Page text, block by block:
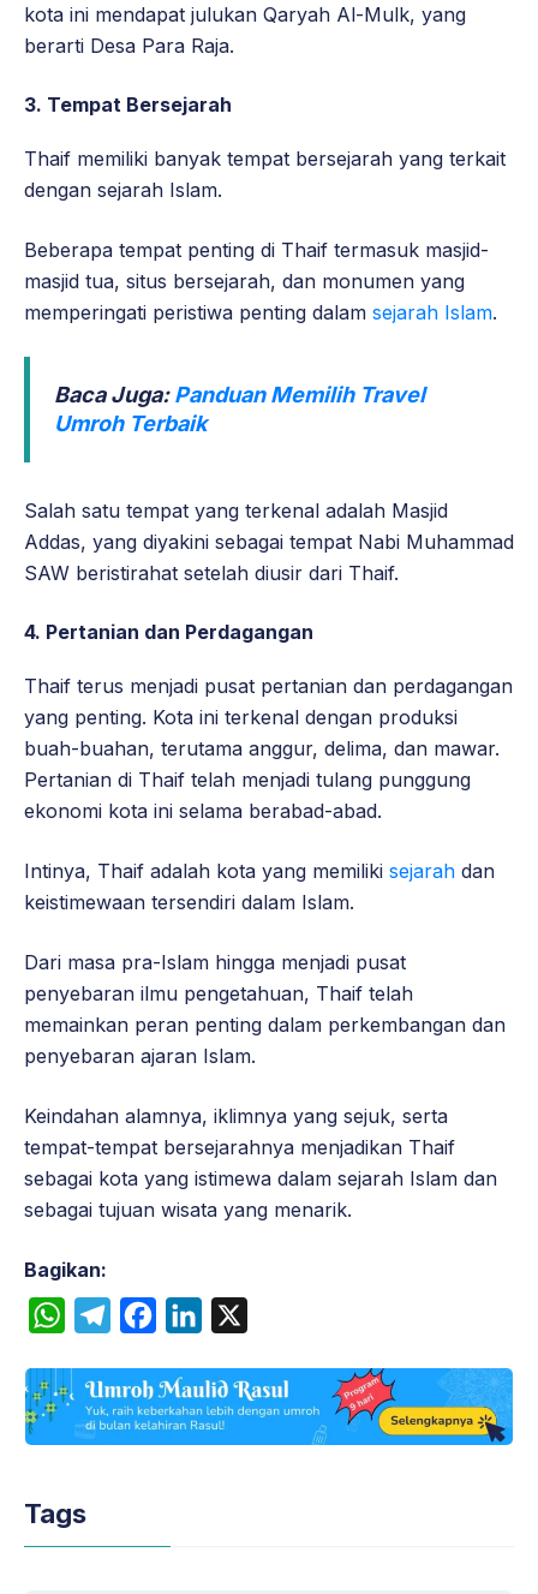
kota ini mendapat julukan Qaryah Al-Mulk, yang
berarti Desa Para Raja.
3. Tempat Bersejarah
Thaif memiliki banyak tempat bersejarah yang terkait
dengan sejarah Islam.
Beberapa tempat penting di Thaif termasuk masjid-
masjid tua, situs bersejarah, dan monumen yang
memperingati peristiwa penting dalam sejarah Islam.
Baca Juga:Panduan Memilih Travel
Umroh Terbaik
Salah satu tempat yang terkenal adalah Masjid
Addas, yang diyakini sebagai tempat Nabi Muhammad
SAW beristirahat setelah diusir dari Thaif.
4. Pertanian dan Perdagangan
Thaif terus menjadi pusat pertanian dan perdagangan
yang penting. Kota ini terkenal dengan produksi
buah-buahan, terutama anggur, delima, dan mawar.
Pertanian di Thaif telah menjadi tulang punggung
ekonomi kota ini selama berabad-abad.
Intinya, Thaif adalah kota yang memiliki sejarah dan
keistimewaan tersendiri dalam Islam.
Dari masa pra-Islam hingga menjadi pusat
penyebaran ilmu pengetahuan, Thaif telah
memainkan peran penting dalam perkembangan dan
penyebaran ajaran Islam.
Keindahan alamnya, iklimnya yang sejuk, serta
tempat-tempat bersejarahnya menjadikan Thaif
sebagai kota yang istimewa dalam sejarah Islam dan
sebagai tujuan wisata yang menarik.
Bagikan:
W
a
p
l
e
c
e
n
k
Tags